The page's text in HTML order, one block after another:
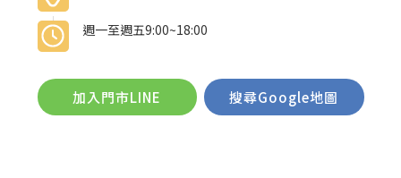
週一至週五9:00~18:00
加入門市LINE 搜尋Google地圖